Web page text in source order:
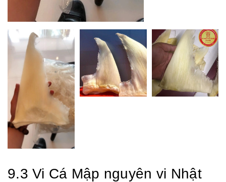
9.3 Vi Cá Mập nguyên vi Nhật